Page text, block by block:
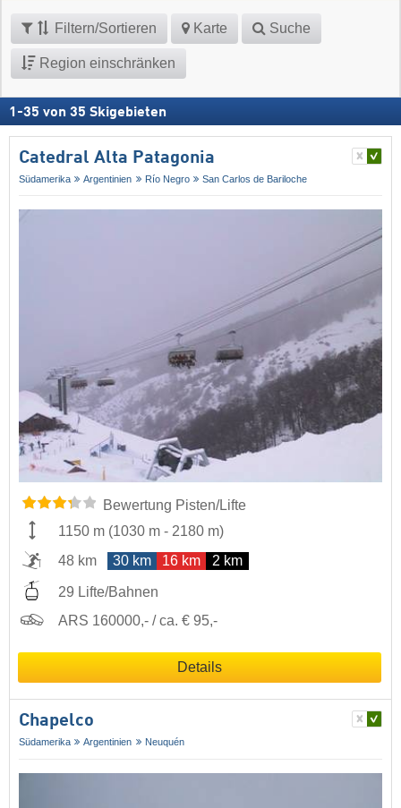
Filtern/Sortieren Karte Suche
Region einschränken
1 -35 von 35 Skigebieten
Catedral Alta Patagonia
Südamerika Argentinien Río Negro San Carlos de Bariloche
Bewertung Pisten/Lifte
1150 m (1030 m - 2180 m)
48 km
30 km 16 km 2 km
29 Lifte/Bahnen
ARS 160000,- / ca. € 95,-
Details
Chapelco
Südamerika Argentinien Neuquén